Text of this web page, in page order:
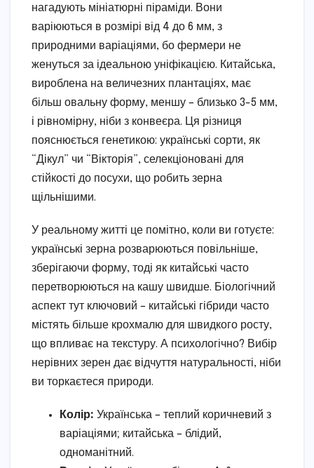
нагадують мініатюрні піраміди. Вони
варіюються в розмірі від 4 до 6 мм, з
природними варіаціями, бо фермери не
женуться за ідеальною уніфікацією. Китайська,
вироблена на величезних плантаціях, має
більш овальну форму, меншу – близько 3-5 мм,
і рівномірну, ніби з конвеєра. Ця різниця
пояснюється генетикою: українські сорти, як
“Дікул” чи “Вікторія”, селекціоновані для
стійкості до посухи, що робить зерна
щільнішими.
У реальному житті це помітно, коли ви готуєте:
українські зерна розварюються повільніше,
зберігаючи форму, тоді як китайські часто
перетворюються на кашу швидше. Біологічний
аспект тут ключовий – китайські гібриди часто
містять більше крохмалю для швидкого росту,
що впливає на текстуру. А психологічно? Вибір
нерівних зерен дає відчуття натуральності, ніби
ви торкаєтеся природи.
Колір: Українська – теплий коричневий з
варіаціями; китайська – блідий,
одноманітний.